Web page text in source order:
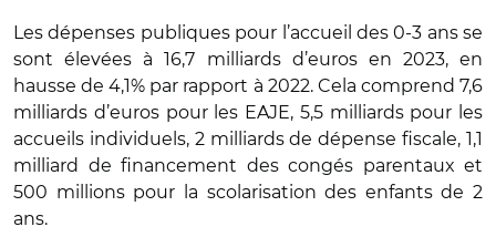
Les dépenses publiques pour l’accueil des 0-3 ans se
sont élevées à 16,7 milliards d’euros en 2023, en
hausse de 4,1% par rapport à 2022. Cela comprend 7,6
milliards d’euros pour les EAJE, 5,5 milliards pour les
accueils individuels, 2 milliards de dépense fiscale, 1,1
milliard de financement des congés parentaux et
500 millions pour la scolarisation des enfants de 2
ans.